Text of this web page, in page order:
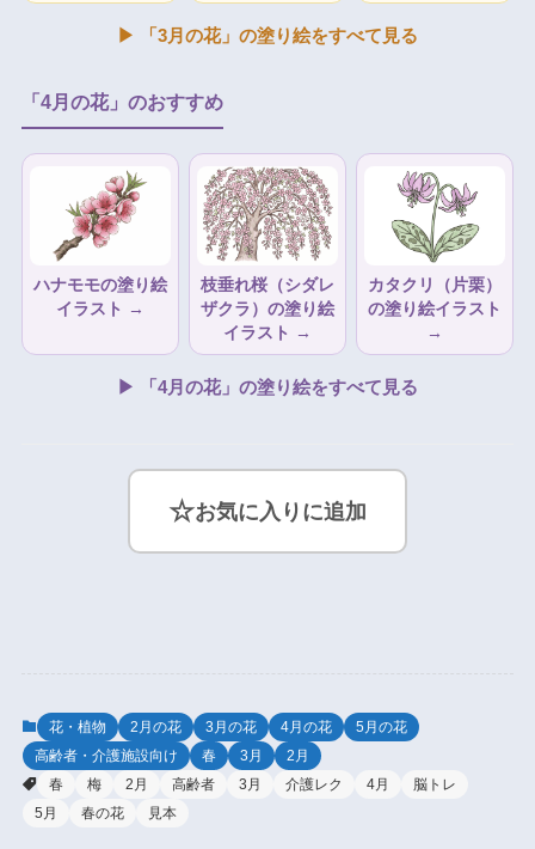
▶ 「3月の花」の塗り絵をすべて見る
「4月の花」のおすすめ
ハナモモの塗り絵
イラスト →
枝垂れ桜（シダレ
ザクラ）の塗り絵
イラスト →
カタクリ（片栗）
の塗り絵イラスト
→
▶ 「4月の花」の塗り絵をすべて見る
☆お気に入りに追加
花・植物 2月の花 3月の花 4月の花
5月の花
高齢者・介護施設向け
春 3月
2月
春
梅 2月 高齢者 3月 介護レク 4月
脳トレ
5月
春の花 見本